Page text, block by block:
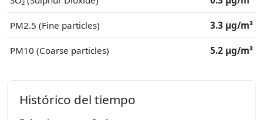
PM2.5 (Fine particles) 3.3 μg/m³
PM10 (Coarse particles) 5.2 μg/m³
Histórico del tiempo